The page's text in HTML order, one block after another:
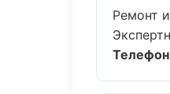
Ремонт